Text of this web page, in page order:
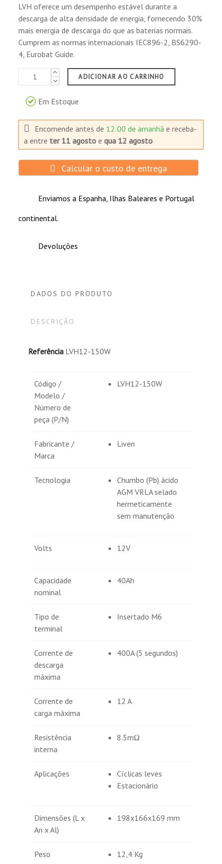
LVH oferece um desempenho estável durante a
descarga de alta densidade de energia, fornecendo 30%
mais energia de descarga do que as baterias normais.
Cumprem as normas internacionais IEC896-2, BS6290-
4, Eurobat Guide.
ADICIONAR AO CARRINHO
Em Estoque
Encomende antes de 12:00 de amanhãe receba-
aentre ter 11 agosto equa 12 agosto
Calcular o custo de entrega
Enviamos a Espanha, Ilhas Baleares e Portugal
continental.
Devoluções
DADOS DO PRODUTO
DESCRIÇÃO
Referência LVH12-150W
Código /
Modelo /
Número de
peça (P/N)
LVH12-150W
Fabricante /
Marca
Liven
Tecnologia
Chumbo (Pb) ácido
AGM VRLA selado
hermeticamente
sem manutenção
Volts 12V
Capacidade
nominal
40Ah
Tipo de
terminal
Insertado M6
Corrente de
descarga
máxima
400A (5 segundos)
Corrente de
carga máxima
12 A
Resistência
interna
8.5mΩ
Aplicações
Cíclicas leves
Estacionário
Dimensões (L x
An x Al)
198x166x169 mm
Peso 12,4 Kg
Aplicações principais:
Sistemas de alimentação ininterrupta de
energia (UPS).
Centros de dados.
Sistemas de alarme e segurança.
Fonte de alimentação DC.
Sistemas de arranque.
Sistema de iluminação de emergência.
Sistemas de sinalização ferroviária e aérea.
Arranque eléctrico.
Dispositivos e equipamentos electrónicos.